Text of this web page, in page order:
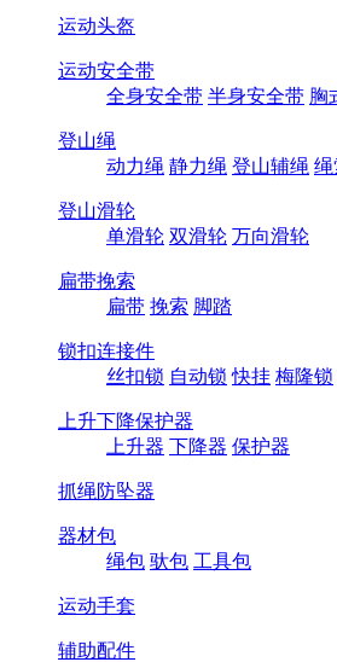
运动头盔
运动安全带
全身安全带 半身安全带 胸
登山绳
动力绳 静力绳 登山辅绳 绳
登山滑轮
单滑轮 双滑轮 万向滑轮
扁带挽索
扁带 挽索 脚踏
锁扣连接件
丝扣锁 自动锁 快挂 梅隆锁
上升下降保护器
上升器 下降器 保护器
抓绳防坠器
器材包
绳包 驮包 工具包
运动手套
辅助配件